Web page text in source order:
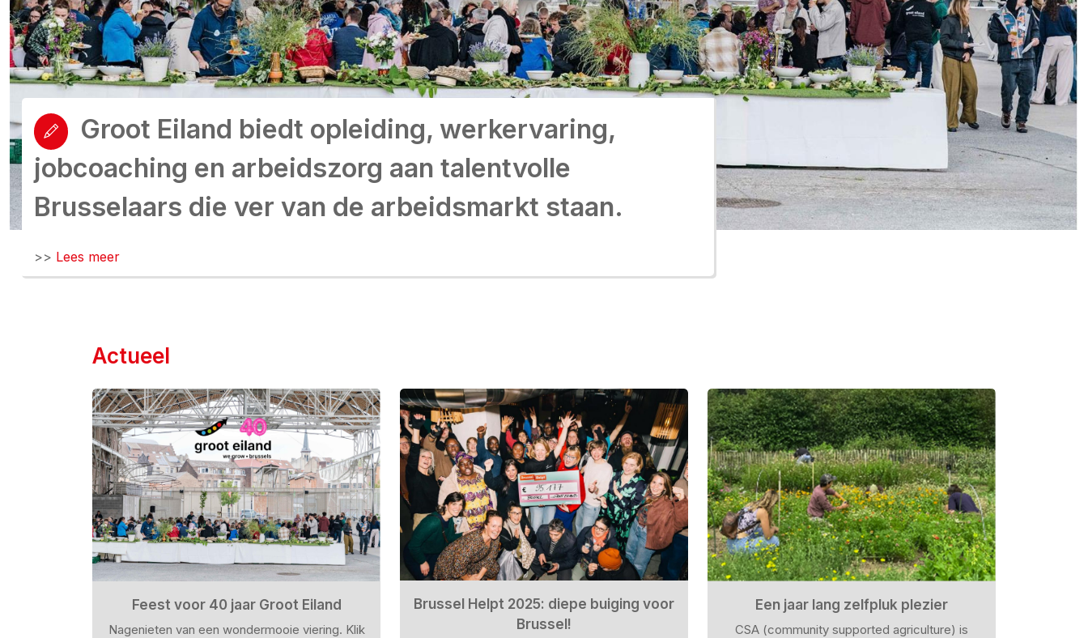
Groot Eiland biedt opleiding, werkervaring,
jobcoaching en arbeidszorg aan talentvolle
Brusselaars die ver van de arbeidsmarkt staan.
>> Lees meer
Actueel
Feest voor 40 jaar Groot Eiland
Nagenieten van een wondermooie viering. Klik
Brussel Helpt 2025: diepe buiging voor
Brussel!
Een jaar lang zelfpluk plezier
CSA (community supported agriculture) is